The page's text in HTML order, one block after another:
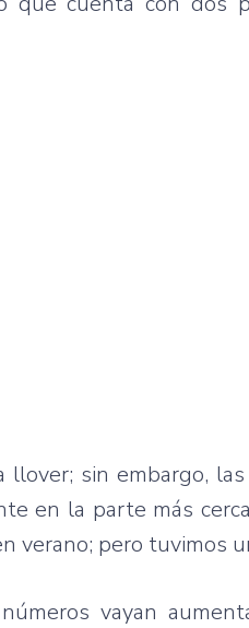
sin embargo,
en la parte más
pero tuvimos
vayan